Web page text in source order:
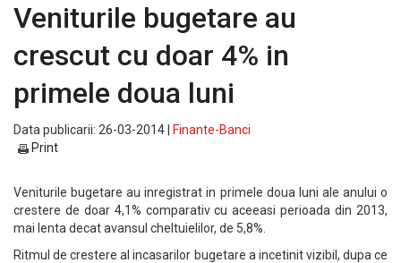
Veniturile bugetare au
crescut cu doar 4% in
primele doua luni
Data publicarii: 26-03-2014 |
Finante-Banci
Print
Veniturile bugetare au inregistrat in primele doua luni ale anului o
crestere de doar 4,1% comparativ cu aceeasi perioada din 2013,
mai lenta decat avansul cheltuielilor, de 5,8%.
Ritmul de crestere al incasarilor bugetare a incetinit vizibil, dupa ce